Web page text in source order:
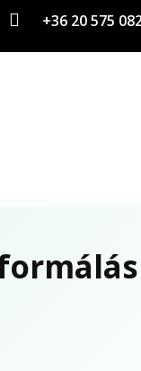
 +36 20 575